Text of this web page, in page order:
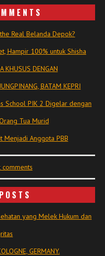
Real Belanda Depok?
Hampir 100% untuk Shisha
KHUSUS DENGAN
BATAM KEPRI
School PIK 2 Digelar dengan
Tua Murid
Menjadi Anggota PBB
yang Melek Hukum dan
GERMANY.